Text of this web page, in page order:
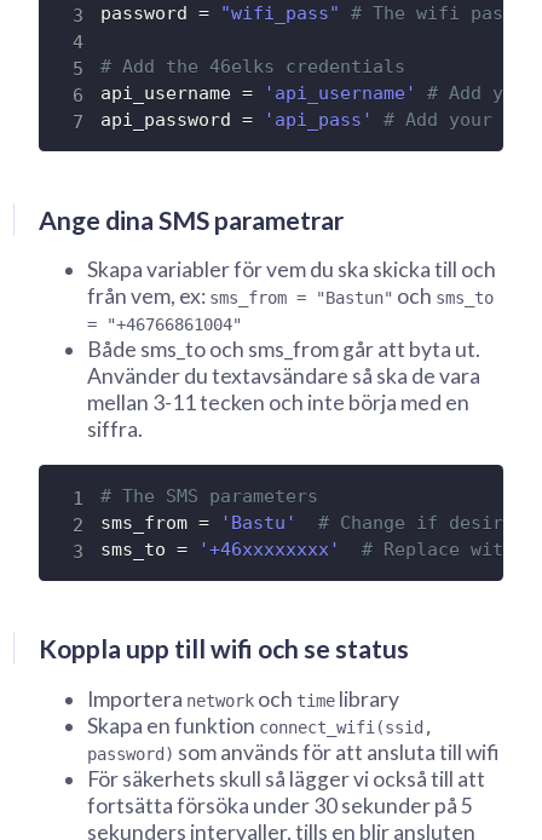
password = "wifi_pass" # The wifi
# Add the 46elks credentials
api_username = 'api_username'
# Add your
api_password = 'api_pass' # Add your
Ange dina SMS parametrar
Skapa variabler för vem du ska skicka till och
från vem, ex: sms_from = "Bastun" och sms_to
= "+46766861004"
Både sms_to och sms_from går att byta ut.
Använder du textavsändare så ska de vara
mellan 3-11 tecken och inte börja med en
siffra.
# The SMS parameters
sms_from = 'Bastu'
# Change if desired
sms_to = '+46xxxxxxxx' # Replace with
Koppla upp till wifi och se status
Importera network och time library
Skapa en funktion connect_wifi(ssid,
password) som används för att ansluta till wifi
För säkerhets skull så lägger vi också till att
fortsätta försöka under 30 sekunder på 5
sekunders intervaller, tills en blir ansluten